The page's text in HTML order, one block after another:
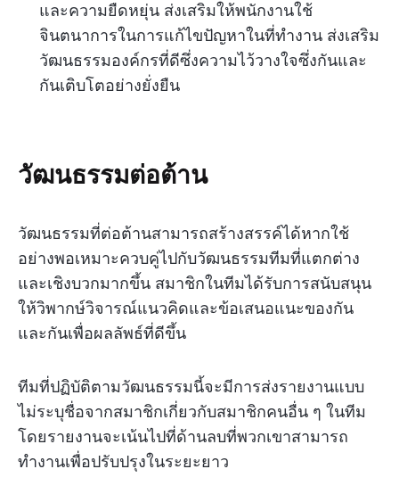
และความยืดหยุ่น ส่งเสริมให้พนักงานใช้
จินตนาการในการแก้ไขปัญหาในที่ทำงาน ส่งเสริม
วัฒนธรรมองค์กรที่ดีซึ่งความไว้วางใจซึ่งกันและ
กันเติบโตอย่างยั่งยืน
วัฒนธรรมต่อต้าน
วัฒนธรรมที่ต่อต้านสามารถสร้างสรรค์ได้หากใช้
อย่างพอเหมาะควบคู่ไปกับวัฒนธรรมทีมที่แตกต่าง
และเชิงบวกมากขึ้น สมาชิกในทีมได้รับการสนับสนุน
ให้วิพากษ์วิจารณ์แนวคิดและข้อเสนอแนะของกัน
และกันเพื่อผลลัพธ์ที่ดีขึ้น
ทีมที่ปฏิบัติตามวัฒนธรรมนี้จะมีการส่งรายงานแบบ
ไม่ระบุชื่อจากสมาชิกเกี่ยวกับสมาชิกคนอื่น ๆ ในทีม
โดยรายงานจะเน้นไปที่ด้านลบที่พวกเขาสามารถ
ทำงานเพื่อปรับปรุงในระยะยาว